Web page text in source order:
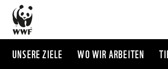
Direkt
zum
Inhalt
UNSERE ZIELE WO WIR ARBEITEN